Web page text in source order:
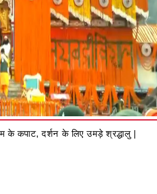
कपाट, दर्शन के लिए उमड़े श्रद्धालु |